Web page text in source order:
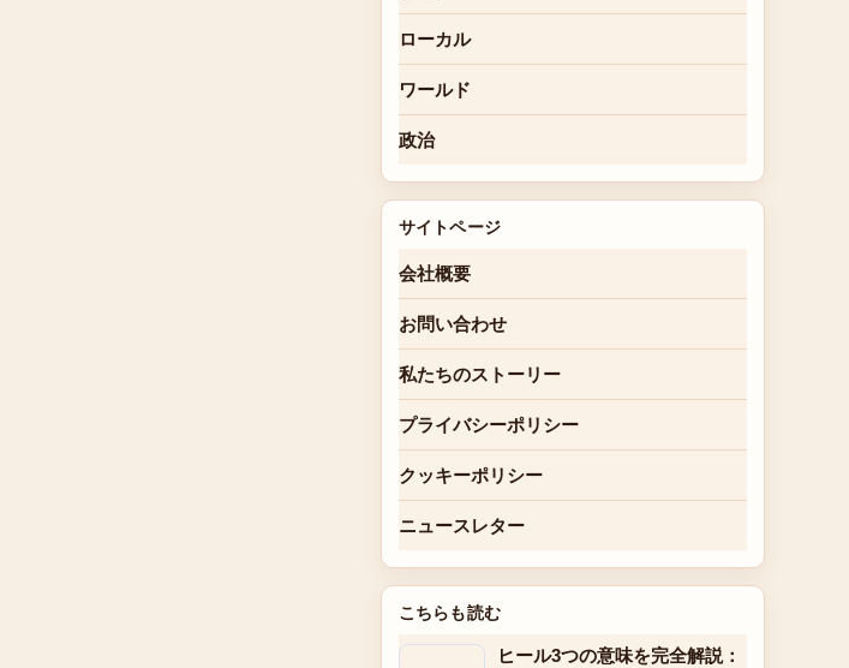
ローカル
ワールド
政治
サイトページ
会社概要
お問い合わせ
私たちのストーリー
プライバシーポリシー
クッキーポリシー
ニュースレター
こちらも読む
ヒール3つの意味を完全解説：